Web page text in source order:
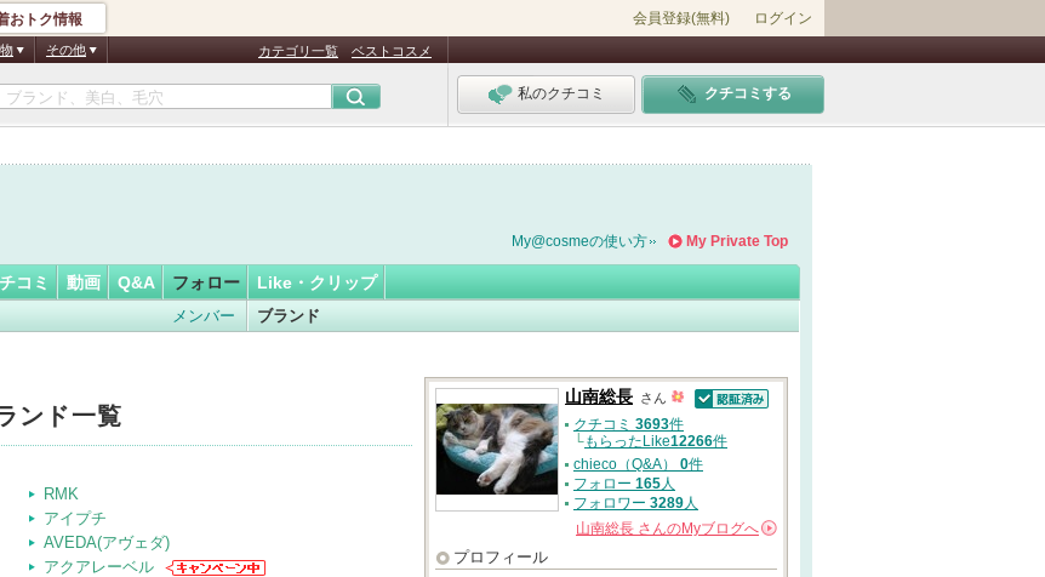
おトク情報 会員登録(無料) ログイン
その他 カテゴリ一覧 ベストコスメ
私のクチコミ クチコミする
認
証
My Private Top
My@cosmeの使い方
コミ 動画 Q&A フォロー
メンバー ブランド
Like・クリップ
ンド一覧
RMK
アイプチ
AVEDA(アヴェダ)
アクアレーベル
山南総長 さん
クチコミ 3693件
└もらったLike12266件
chieco（Q&A） 0件
フォロー 165人
フォロワー 3289人
山南総長 さんのMyブログへ
プロフィール